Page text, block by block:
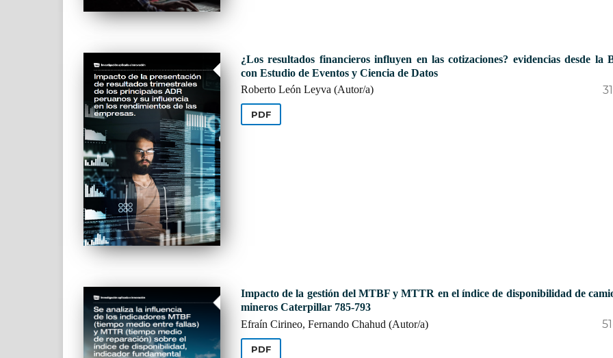
¿Los resultados financieros influyen en las cotizaciones? evidencias desde la
con Estudio de Eventos y Ciencia de Datos
Roberto León Leyva (Autor/a)
PDF
Impacto de la gestión del MTBF y MTTR en el índice de disponibilidad de
mineros Caterpillar 785-793
Efraín Cirineo, Fernando Chahud (Autor/a)
PDF